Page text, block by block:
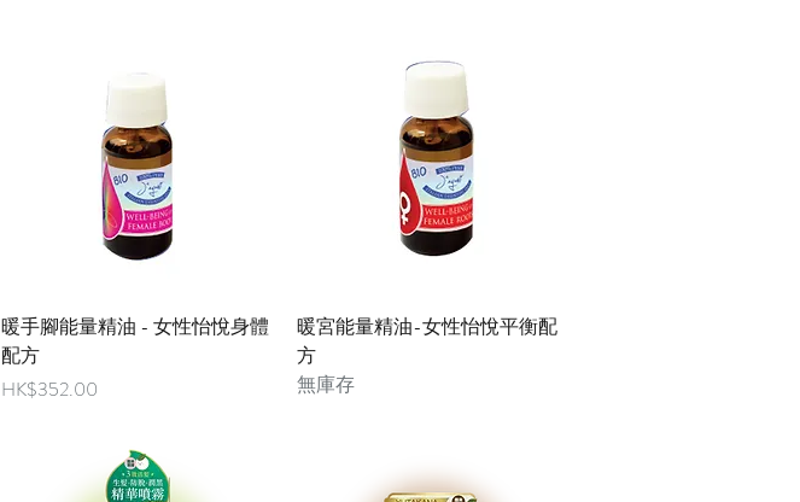
快速瀏覽
暖手腳能量精油 - 女性怡悅身體
配方
價格
HK$352.00
快速瀏覽
暖宮能量精油-女性怡悅平衡配
方
無庫存